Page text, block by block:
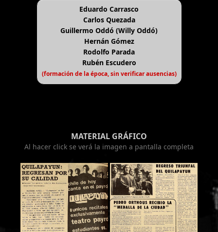
Eduardo Carrasco
Carlos Quezada
Guillermo Oddó (Willy Oddó)
Hernán Gómez
Rodolfo Parada
Rubén Escudero
(formación de la época, sin verificar ausencias)
MATERIAL GRÁFICO
Al hacer click se verá la imagen a pantalla completa